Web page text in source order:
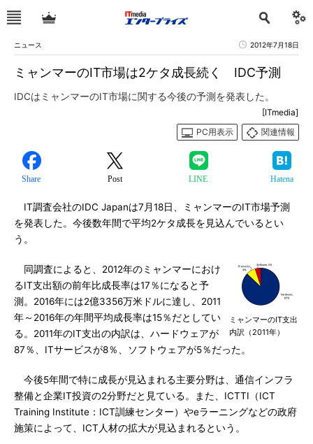
ニュース 2012年7月18日
ミャンマーのIT市場は2ケタ成長続く IDC予測
IDCはミャンマーのIT市場に関する今後の予測を発表した。
[ITmedia]
PC用表示
関連情報
Share Post LINE Hatena
IT調査会社のIDC Japanは7月18日、ミャンマーのIT市場予測
を発表した。今後数年間で平均2ケタ成長を見込んでいるとい
う。
ミャンマーのIT支出
内訳（2011年）
同調査によると、2012年のミャンマーにおけ
るIT支出額の前年比成長率は17％になると予
測。2016年には2億3356万米ドルに達し、2011
年～2016年の年間平均成長率は15％だとしてい
る。2011年のIT支出の内訳は、ハードウェアが
87％、ITサービスが8％、ソフトウェアが5％だった。
今後5年間で特に成長が見込まれる主要分野は、通信インフラ
整備と企業IT投資の2分野だと見ている。また、ICTTI（ICT
Training Institute：ICT訓練センター）やeラーニングなどの政府
施策によって、ICT人材の拡大が見込まれるという。